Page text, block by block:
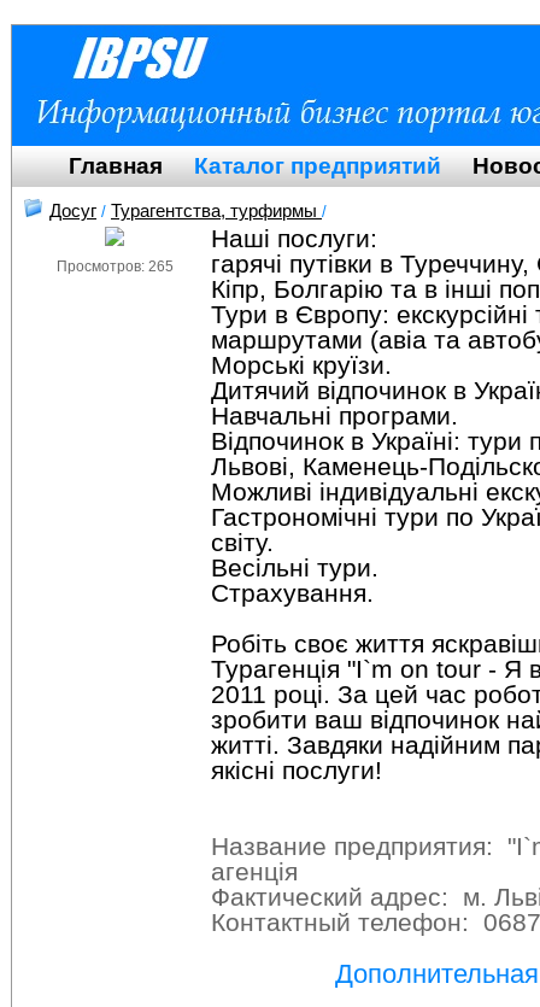
Главная Каталог предприятий
Досуг / Турагентства, турфирмы /
Просмотров: 265
Наші послуги:
гарячі путівки в
Кіпр, Болгарію та в інші
Тури в Європу:
маршрутами (авіа та
Морські круїзи.
Дитячий відпочинок в
Навчальні програми.
Відпочинок в Україні: тури
Львові, Каменець-
Можливі індивідуальні
Гастрономічні тури по
світу.
Весільні тури.
Страхування.
Робіть своє життя
Турагенція "I`m on tour - Я
2011 році. За цей час
зробити ваш відпочинок
житті. Завдяки надійним
якісні послуги!
Название предприятия:
агенція
Фактический адрес: м.
Контактный телефон: